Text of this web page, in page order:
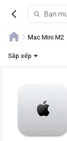
Mac Mini M2
Sắp xếp